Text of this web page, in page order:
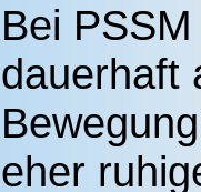
Bei
dauerhaft
eher